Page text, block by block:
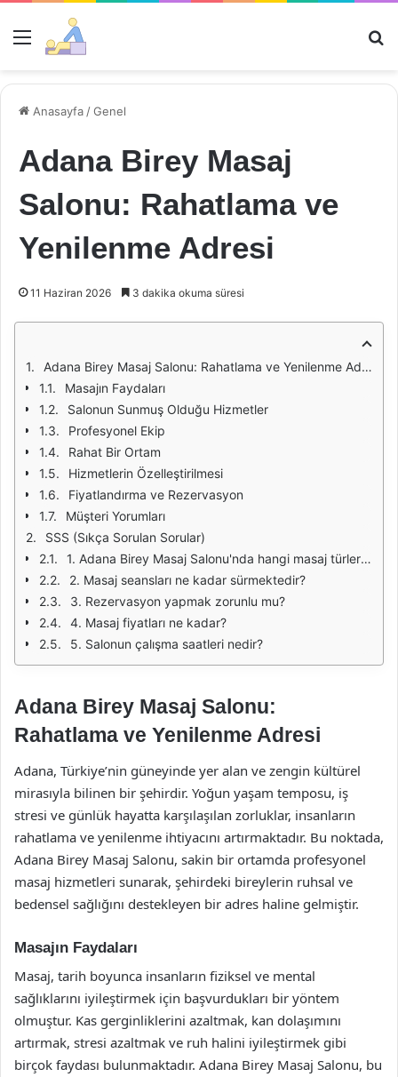
Menü
Anasayfa /Genel
Adana Birey Masaj
Salonu: Rahatlama ve
Yenilenme Adresi
11 Haziran 2026 3 dakika okuma süresi
Adana Birey Masaj Salonu: Rahatlama ve Yenilenme Adresi
Masajın Faydaları
Salonun Sunmuş Olduğu Hizmetler
Profesyonel Ekip
Rahat Bir Ortam
Hizmetlerin Özelleştirilmesi
Fiyatlandırma ve Rezervasyon
Müşteri Yorumları
SSS (Sıkça Sorulan Sorular)
1. Adana Birey Masaj Salonu'nda hangi masaj türleri sunulmaktadır?
2. Masaj seansları ne kadar sürmektedir?
3. Rezervasyon yapmak zorunlu mu?
4. Masaj fiyatları ne kadar?
5. Salonun çalışma saatleri nedir?
Adana Birey Masaj Salonu:
Rahatlama ve Yenilenme Adresi
Adana, Türkiye’nin güneyinde yer alan ve zengin kültürel
mirasıyla bilinen bir şehirdir. Yoğun yaşam temposu, iş
stresi ve günlük hayatta karşılaşılan zorluklar, insanların
rahatlama ve yenilenme ihtiyacını artırmaktadır. Bu noktada,
Adana Birey Masaj Salonu, sakin bir ortamda profesyonel
masaj hizmetleri sunarak, şehirdeki bireylerin ruhsal ve
bedensel sağlığını destekleyen bir adres haline gelmiştir.
Masajın Faydaları
Masaj, tarih boyunca insanların fiziksel ve mental
sağlıklarını iyileştirmek için başvurdukları bir yöntem
olmuştur. Kas gerginliklerini azaltmak, kan dolaşımını
artırmak, stresi azaltmak ve ruh halini iyileştirmek gibi
birçok faydası bulunmaktadır. Adana Birey Masaj Salonu, bu